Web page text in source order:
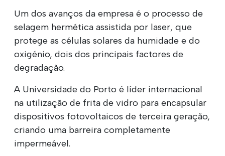
Um dos avanços da empresa é o processo de
selagem hermética assistida por laser, que
protege as células solares da humidade e do
oxigénio, dois dos principais factores de
degradação.
A Universidade do Porto é líder internacional
na utilização de frita de vidro para encapsular
dispositivos fotovoltaicos de terceira geração,
criando uma barreira completamente
impermeável.